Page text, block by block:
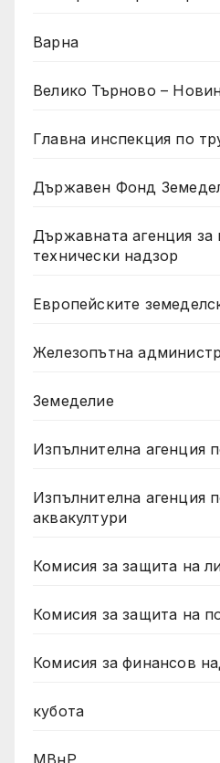
Варна
Велико Търново –
Главна инспекция по
Държавен Фонд
Държавната агенция за
технически надзор
Европейските
Железопътна
Земеделие
Изпълнителна агенция
Изпълнителна агенция
аквакултури
Комисия за защита на
Комисия за защита на
Комисия за финансов
кубота
МВнР